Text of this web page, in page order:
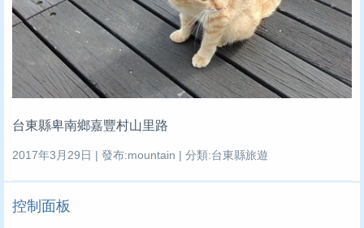
台東縣卑南鄉嘉豐村山里路
2017年3月29日 | 發布:mountain | 分類:台東縣旅遊
控制面板